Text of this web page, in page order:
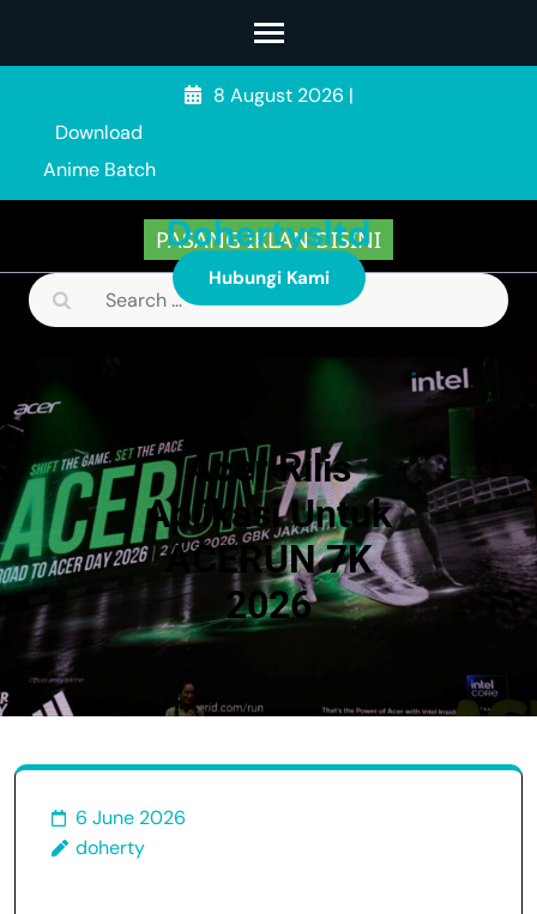
Enter)
8 August 2026 |
Download
Anime Batch
Dohertysltd
PASANG IKLAN DISINI
Hubungi Kami
Search
for:
Acer Rilis
Aplikasi Untuk
ACERUN 7K
2026
6 June 2026
doherty